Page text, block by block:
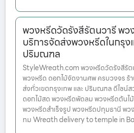
พวงหรีดวัดรังสีรัตนวารี พว
บริการจัดส่งพวงหรีดในกรุง
ปริมณฑล
StyleWreath.com พวงหรีดวัดรังสีรัต
พวงหรีด ดอกไม้จัดงานศพ ครบวงจร ร้
ส่งทั่วเขตกรุงเทพ และ ปริมณฑล ดีไซน์
ดอกไม้สด พวงหรีดพัดลม พวงหรีดต้นไ
พวงหรีดสำเร็จรูป พวงหรีดปทุมธานี พ
ทม Wreath delivery to temple in